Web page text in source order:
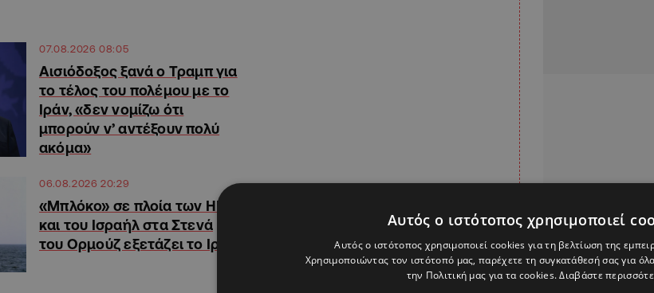
07.08.2026 08:05
Αισιόδοξος ξανά ο Τραμπ για
το τέλος του πολέμου με το
Ιράν, «δεν νομίζω ότι
μπορούν ν’ αντέξουν πολύ
ακόμα»
06.08.2026 20:29
«Μπλόκο» σε πλοία των ΗΠΑ
και του Ισραήλ στα Στενά
του Ορμούζ εξετάζει το Ιράν
Αυτός ο ιστότοπος χρησιμοποιεί
Αυτός ο ιστότοπος χρησιμοποιεί cookies για τη βελτίωση της
Χρησιμοποιώντας τον ιστότοπό μας, παρέχετε τη συγκατάθεσή σας για
την Πολιτική μας για τα cookies.Διαβάστε